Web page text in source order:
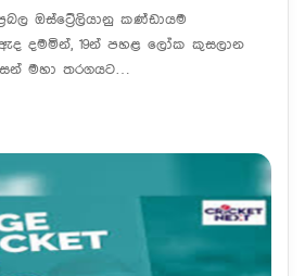
ඔස්ට්‍රේලියානු කණ්ඩායම
දමමින්, 19න් පහළ ලෝක කුසලාන
මහා තරගයට…